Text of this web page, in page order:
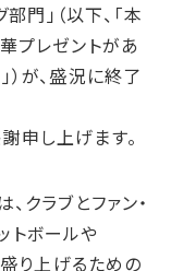
門」（以下、「本
プレゼントがあ
）が、盛況に終了
申し上げます。
クラブとファン・
トボールや
り上げるための